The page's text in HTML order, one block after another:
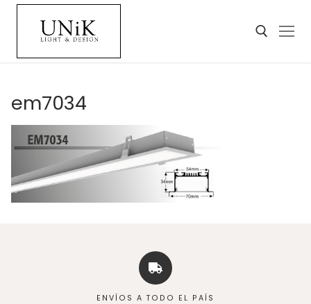
em7034
ENVÍOS A TODO EL PAÍS